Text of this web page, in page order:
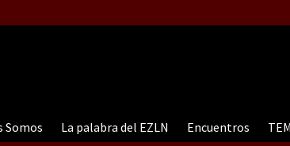
Somos La palabra del EZLN Encuentros